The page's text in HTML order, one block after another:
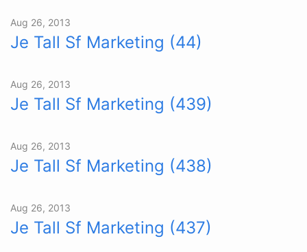
Aug 26, 2013
Je Tall Sf Marketing (44)
Aug 26, 2013
Je Tall Sf Marketing (439)
Aug 26, 2013
Je Tall Sf Marketing (438)
Aug 26, 2013
Je Tall Sf Marketing (437)